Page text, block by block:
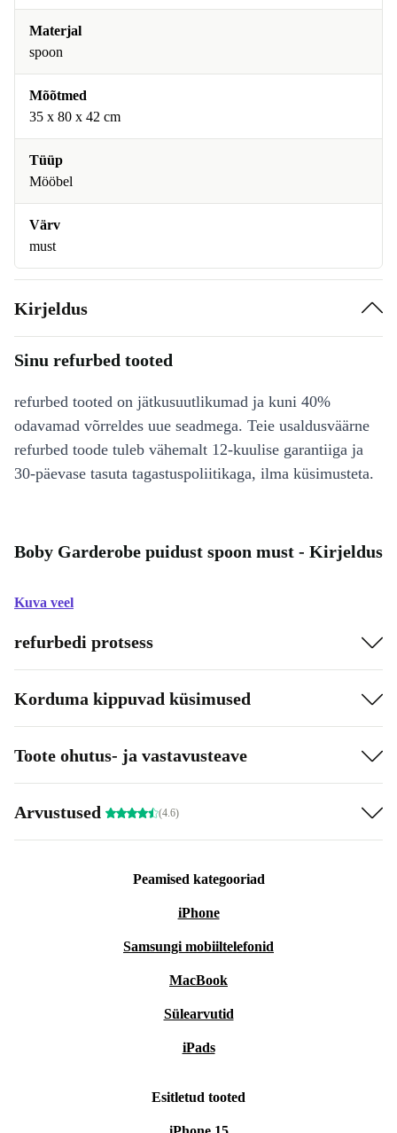
Materjal
spoon
Mõõtmed
35 x 80 x 42 cm
Tüüp
Mööbel
Värv
must
Kirjeldus
Sinu refurbed tooted
refurbed tooted on jätkusuutlikumad ja kuni 40%
odavamad võrreldes uue seadmega. Teie usaldusväärne
refurbed toode tuleb vähemalt 12-kuulise garantiiga ja
30-päevase tasuta tagastuspoliitikaga, ilma küsimusteta.
Boby Garderobe puidust spoon must - Kirjeldus
Kuva veel
refurbedi protsess
Korduma kippuvad küsimused
Toote ohutus- ja vastavusteave
Arvustused (4.6)
Peamised kategooriad
iPhone
Samsungi mobiiltelefonid
MacBook
Sülearvutid
iPads
Esitletud tooted